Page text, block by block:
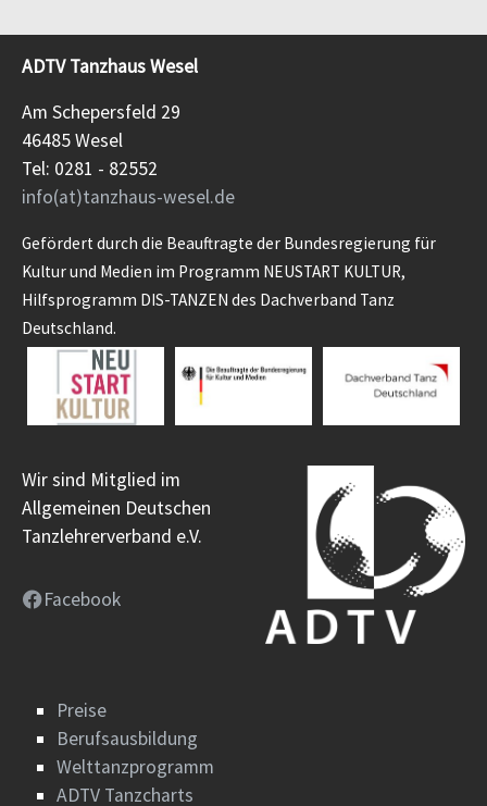
ADTV Tanzhaus Wesel
Am Schepersfeld 29
46485 Wesel
Tel: 0281 - 82552
info(at)tanzhaus-wesel.de
Gefördert durch die Beauftragte der Bundesregierung für
Kultur und Medien im Programm NEUSTART KULTUR,
Hilfsprogramm DIS-TANZEN des Dachverband Tanz
Deutschland.
Wir sind Mitglied im
Allgemeinen Deutschen
Tanzlehrerverband e.V.
Facebook
Preise
Berufsausbildung
Welttanzprogramm
ADTV Tanzcharts